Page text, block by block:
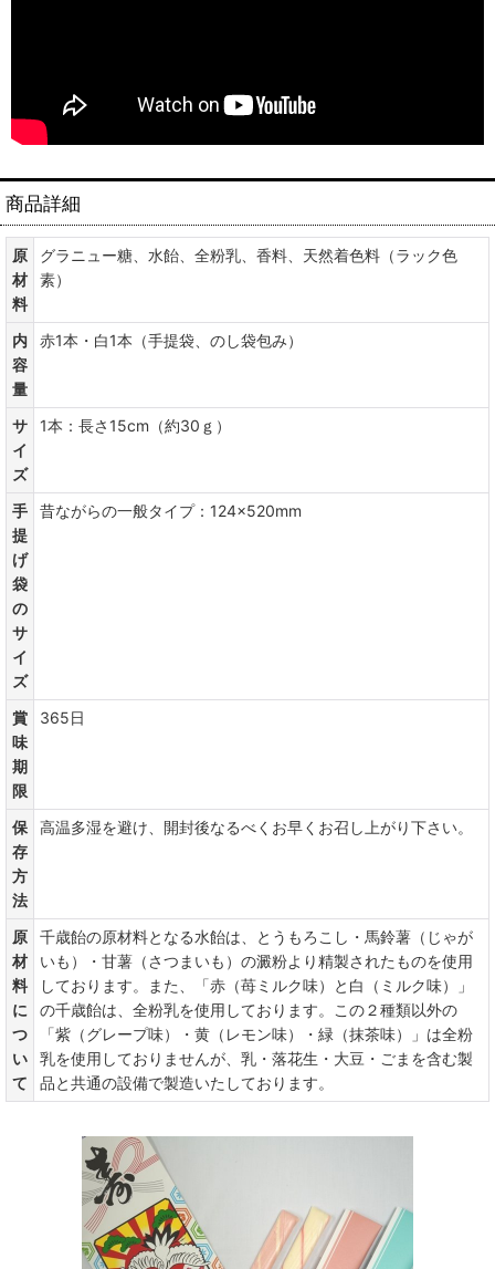
商品詳細
原
材
料
グラニュー糖、水飴、全粉乳、香料、天然着色料（ラック色
素）
内
容
量
赤1本・白1本（手提袋、のし袋包み）
サ
イ
ズ
1本：長さ15cm（約30ｇ）
手
提
げ
袋
の
サ
イ
ズ
昔ながらの一般タイプ：124×520mm
賞
味
期
限
365日
保
存
方
法
高温多湿を避け、開封後なるべくお早くお召し上がり下さい。
原
材
料
に
つ
い
て
千歳飴の原材料となる水飴は、とうもろこし・馬鈴薯（じゃが
いも）・甘薯（さつまいも）の澱粉より精製されたものを使用
しております。また、「赤（苺ミルク味）と白（ミルク味）」
の千歳飴は、全粉乳を使用しております。この２種類以外の
「紫（グレープ味）・黄（レモン味）・緑（抹茶味）」は全粉
乳を使用しておりませんが、乳・落花生・大豆・ごまを含む製
品と共通の設備で製造いたしております。